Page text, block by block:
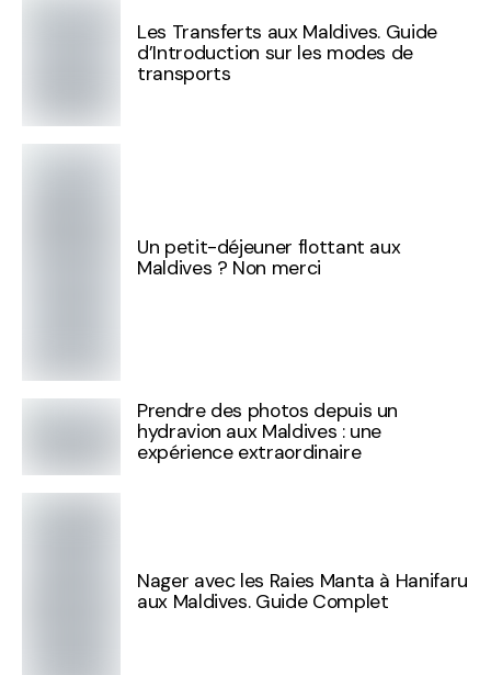
Les Transferts aux Maldives. Guide
d’Introduction sur les modes de
transports
Un petit-déjeuner flottant aux
Maldives ? Non merci
Prendre des photos depuis un
hydravion aux Maldives : une
expérience extraordinaire
Nager avec les Raies Manta à Hanifaru
aux Maldives. Guide Complet